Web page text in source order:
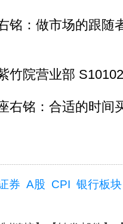
：做市场的跟随
院营业部
铭：合适的时间
券 A股 CPI 银行板块